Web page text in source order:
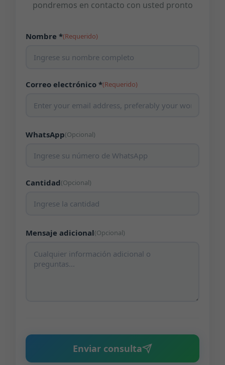
pondremos en contacto con usted pronto
Nombre *(Requerido)
Correo electrónico *(Requerido)
WhatsApp(Opcional)
Cantidad(Opcional)
Mensaje adicional(Opcional)
Enviar consulta